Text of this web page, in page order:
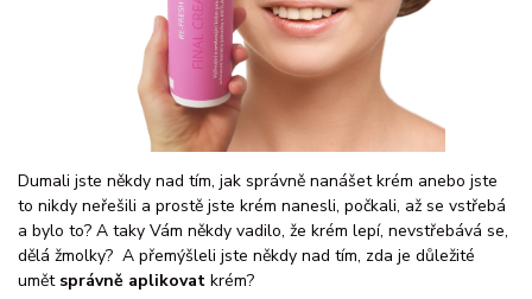
Dumali jste někdy nad tím, jak správně nanášet krém anebo jste
to nikdy neřešili a prostě jste krém nanesli, počkali, až se vstřebá
a bylo to? A taky Vám někdy vadilo, že krém lepí, nevstřebává se,
dělá žmolky? A přemýšleli jste někdy nad tím, zda je důležité
umět správně aplikovat krém?